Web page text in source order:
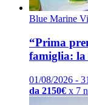
Blue Marine
“Prima
famiglia: la
01/08/2026 -
da 2150€ x 7